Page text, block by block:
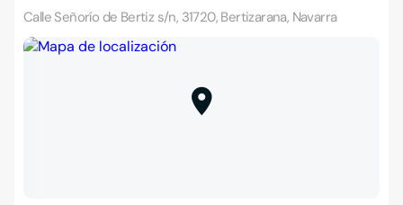
Calle Señorío de Bertiz s/n, 31720, Bertizarana, Navarra